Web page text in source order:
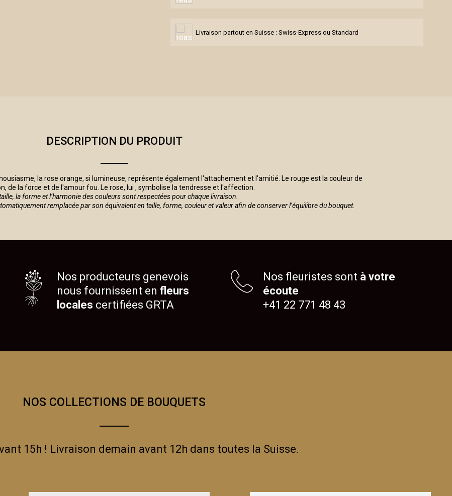
Livraison partout en Suisse : Swiss-Express ou Standard
DESCRIPTION DU PRODUIT
la rose orange, si lumineuse, représente également l'attachement et l'amitié. Le rouge est la couleur de
de la force et de l'amour fou. Le rose, lui , symbolise la tendresse et l'affection.
la forme et l’harmonie des couleurs sont respectées pour chaque livraison.
remplacée par son équivalent en taille, forme, couleur et valeur afin de conserver l’équilibre du bouquet.
Nos producteurs genevois
nous fournissent en fleurs
locales certifiées GRTA
Nos fleuristes sont à votre
écoute
+41 22 771 48 43
NOS COLLECTIONS DE BOUQUETS
15h ! Livraison demain avant 12h dans toutes la Suisse.